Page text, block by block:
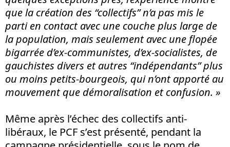
que la création des “collectifs” n’a pas mis le
parti en contact avec une couche plus large de
la population, mais seulement avec une flopée
bigarrée d’ex-communistes, d’ex-socialistes, de
gauchistes divers et autres “indépendants” plus
ou moins petits-bourgeois, qui n’ont apporté au
mouvement que démoralisation et confusion. »
Même après l’échec des collectifs anti-
libéraux, le PCF s’est présenté, pendant la